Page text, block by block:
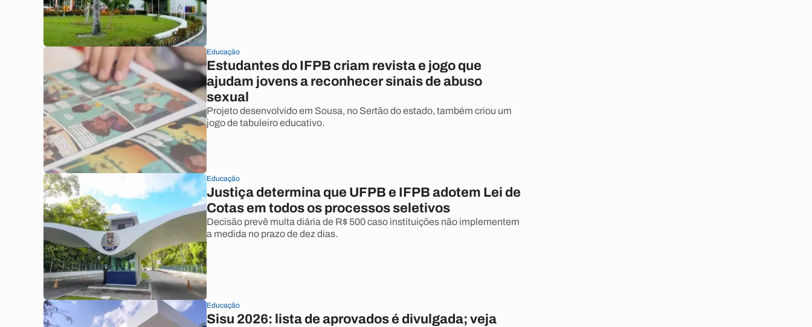
Educação
Estudantes do IFPB criam revista e jogo que
ajudam jovens a reconhecer sinais de abuso
sexual
Projeto desenvolvido em Sousa, no Sertão do estado, também criou um
jogo de tabuleiro educativo.
Educação
Justiça determina que UFPB e IFPB adotem Lei de
Cotas em todos os processos seletivos
Decisão prevê multa diária de R$ 500 caso instituições não implementem
a medida no prazo de dez dias.
Educação
Sisu 2026: lista de aprovados é divulgada; veja